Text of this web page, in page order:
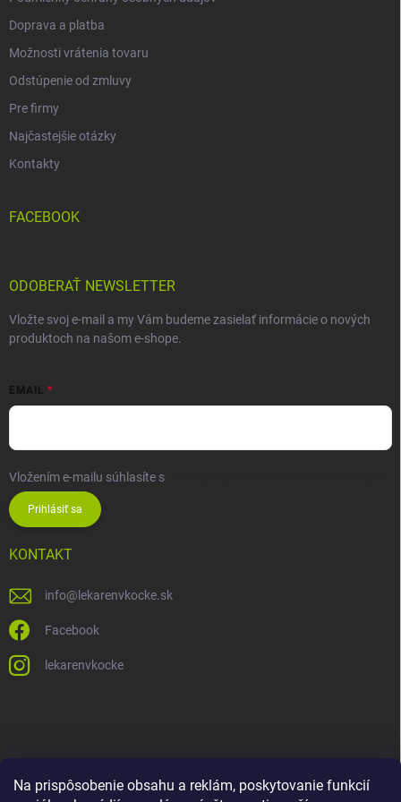
Na prispôsobenie obsahu a reklám, poskytovanie funkcií
Doprava a platba
Možnosti vrátenia tovaru
Odstúpenie od zmluvy
Pre firmy
Najčastejšie otázky
Kontakty
FACEBOOK
ODOBERAŤ NEWSLETTER
Vložte svoj e-mail a my Vám budeme zasielať informácie o nových
produktoch na našom e-shope.
EMAIL
Vložením e-mailu súhlasíte s
Prihlásiť sa
KONTAKT
info@ lekarenvkocke.sk
Facebook
lekarenvkocke